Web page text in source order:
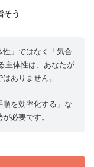
そう
」ではなく「気合
主体性は、あなたが
ありません。
順を効率化する」な
必要です。